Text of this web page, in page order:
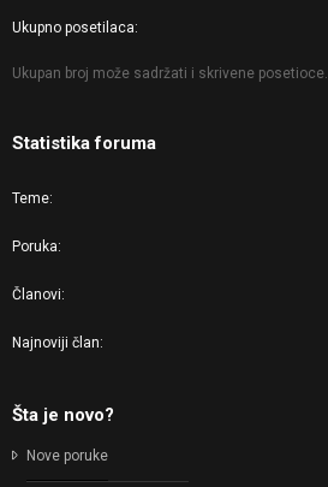
Ukupno posetilaca
Ukupan broj može sadržati i skrivene posetioce.
Statistika foruma
Teme
Poruka
Članovi
Najnoviji član
Šta je novo?
Nove poruke